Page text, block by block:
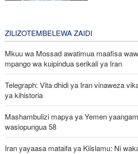
ZILIZOTEMBELEWA ZAIDI
Mkuu wa Mossad awatimua maafisa
mpango wa kuipindua serikali ya Iran
Telegraph: Vita dhidi ya Iran vinaweza
ya kihistoria
Mashambulizi mapya ya Yemen
wasiopungua 58
Iran yayaasa mataifa ya Kiislamu: Ni